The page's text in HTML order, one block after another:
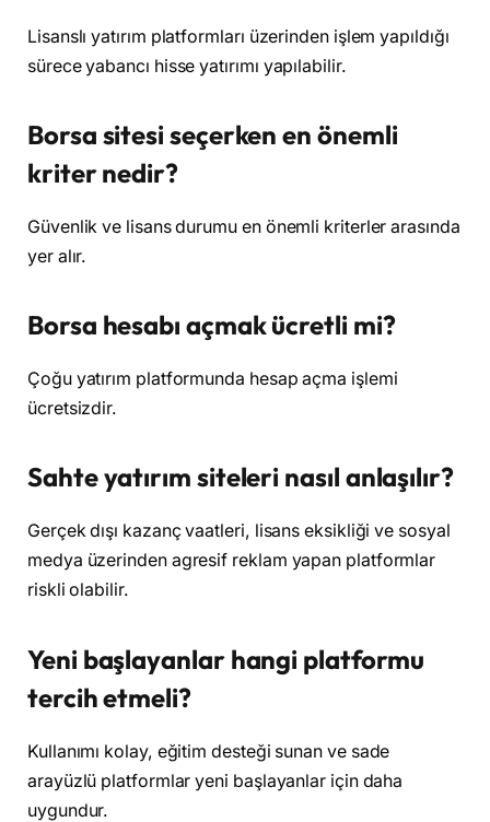
Lisanslı yatırım platformları üzerinden işlem yapıldığı
sürece yabancı hisse yatırımı yapılabilir.
Borsa sitesi seçerken en önemli
kriter nedir?
Güvenlik ve lisans durumu en önemli kriterler arasında
yer alır.
Borsa hesabı açmak ücretli mi?
Çoğu yatırım platformunda hesap açma işlemi
ücretsizdir.
Sahte yatırım siteleri nasıl anlaşılır?
Gerçek dışı kazanç vaatleri, lisans eksikliği ve sosyal
medya üzerinden agresif reklam yapan platformlar
riskli olabilir.
Yeni başlayanlar hangi platformu
tercih etmeli?
Kullanımı kolay, eğitim desteği sunan ve sade
arayüzlü platformlar yeni başlayanlar için daha
uygundur.